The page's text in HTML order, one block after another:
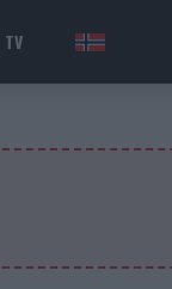
TV NOR